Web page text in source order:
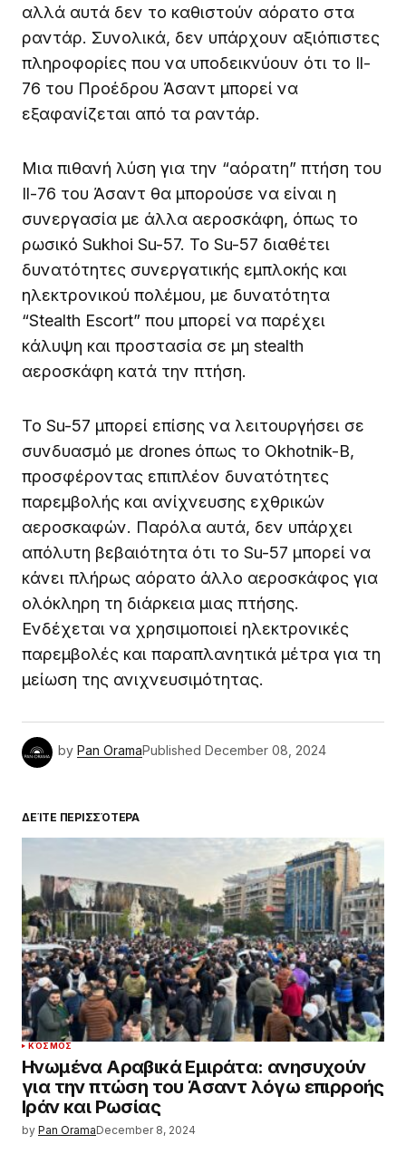
αλλά αυτά δεν το καθιστούν αόρατο στα
ραντάρ. Συνολικά, δεν υπάρχουν αξιόπιστες
πληροφορίες που να υποδεικνύουν ότι το Il-
76 του Προέδρου Άσαντ μπορεί να
εξαφανίζεται από τα ραντάρ.
Μια πιθανή λύση για την “αόρατη” πτήση του
Il-76 του Άσαντ θα μπορούσε να είναι η
συνεργασία με άλλα αεροσκάφη, όπως το
ρωσικό Sukhoi Su-57. Το Su-57 διαθέτει
δυνατότητες συνεργατικής εμπλοκής και
ηλεκτρονικού πολέμου, με δυνατότητα
“Stealth Escort” που μπορεί να παρέχει
κάλυψη και προστασία σε μη stealth
αεροσκάφη κατά την πτήση.
Το Su-57 μπορεί επίσης να λειτουργήσει σε
συνδυασμό με drones όπως το Okhotnik-B,
προσφέροντας επιπλέον δυνατότητες
παρεμβολής και ανίχνευσης εχθρικών
αεροσκαφών. Παρόλα αυτά, δεν υπάρχει
απόλυτη βεβαιότητα ότι το Su-57 μπορεί να
κάνει πλήρως αόρατο άλλο αεροσκάφος για
ολόκληρη τη διάρκεια μιας πτήσης.
Ενδέχεται να χρησιμοποιεί ηλεκτρονικές
παρεμβολές και παραπλανητικά μέτρα για τη
μείωση της ανιχνευσιμότητας.
by Pan OramaPublished December 08, 2024
ΔΕΊΤΕ ΠΕΡΙΣΣΌΤΕΡΑ
ΚΌΣΜΟΣ
Ηνωμένα Αραβικά Εμιράτα: ανησυχούν
για την πτώση του Άσαντ λόγω επιρροής
Ιράν και Ρωσίας
by Pan OramaDecember 8, 2024